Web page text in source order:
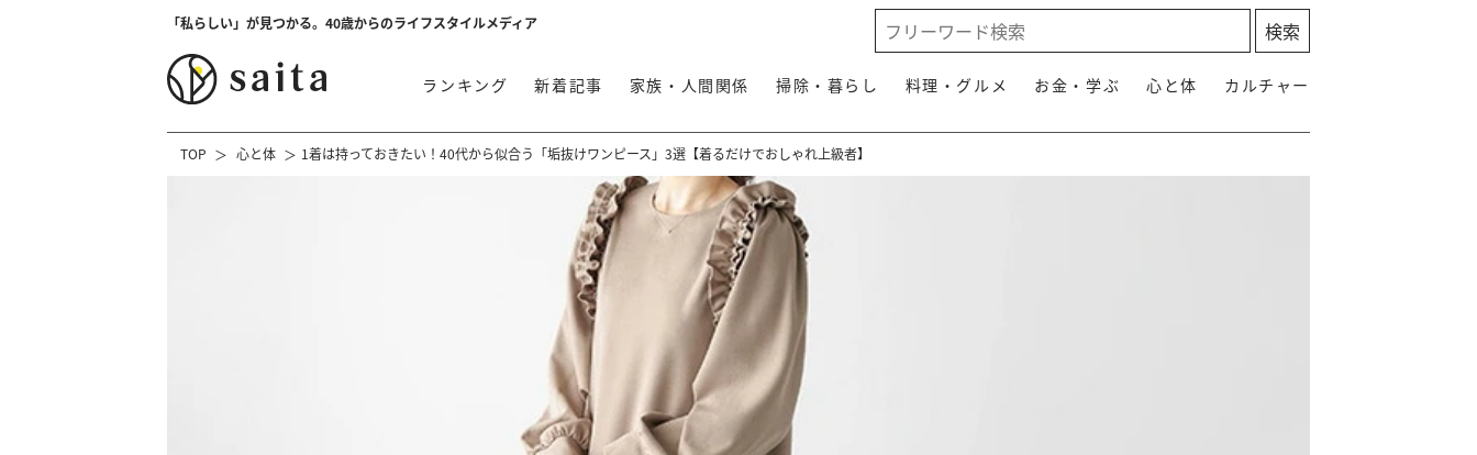
「私らしい」が見つかる。40歳からのライフスタイルメディア
ランキング 新着記事 家族・人間関係 掃除・暮らし 料理・グルメ お金・学ぶ 心と体 カルチャー
TOP 心と体 1着は持っておきたい！40代から似合う「垢抜けワンピース」3選【着るだけでおしゃれ上級者】